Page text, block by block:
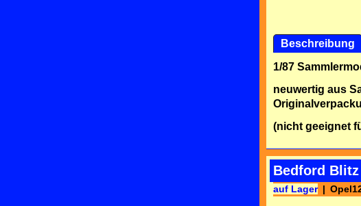
Beschreibung
1/87
neuwertig aus
(nicht geeignet
Bedford
auf Lager